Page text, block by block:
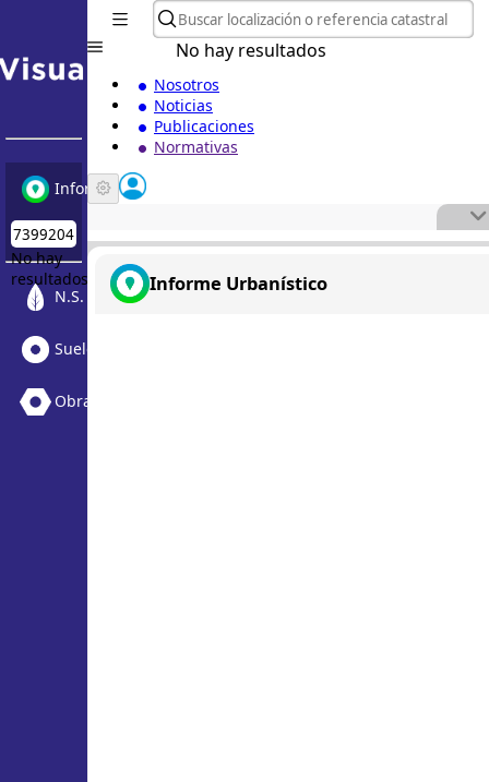
Informe Urbanístico
No hay
resultados
N.S. Medioambiental
Suelo Vacante + Obras
Obras
No hay resultados
Nosotros
Noticias
Publicaciones
Normativas
Informe Urbanístico